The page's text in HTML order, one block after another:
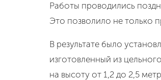
Работы проводились
Это позволило не только
В результате было
изготовленный из
на высоту от 1,2 до 2,5